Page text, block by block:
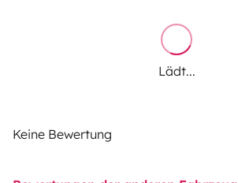
Lädt...
Keine Bewertung